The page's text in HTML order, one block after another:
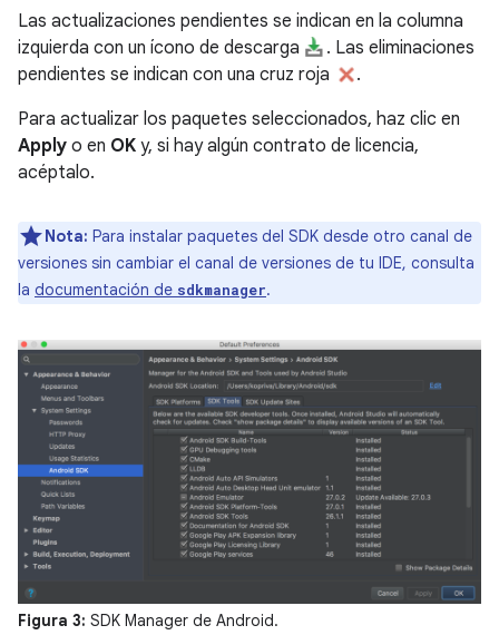
Las actualizaciones pendientes se indican en la columna
izquierda con un ícono de descarga
. Las eliminaciones
pendientes se indican con una cruz roja
.
Para actualizar los paquetes seleccionados, haz clic en
Apply o en OK y, si hay algún contrato de licencia,
acéptalo.
Nota: Para instalar paquetes del SDK desde otro canal de
versiones sin cambiar el canal de versiones de tu IDE, consulta
la documentación de sdkmanager.
Figura 3: SDK Manager de Android.